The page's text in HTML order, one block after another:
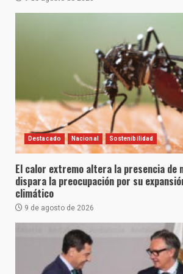
Destacado Nacional Sostenibilidad
El calor extremo altera la presencia de
dispara la preocupación por su
climático
9 de agosto de 2026